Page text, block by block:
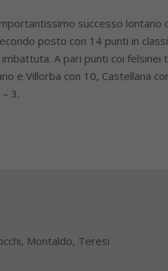
successo lontano
posto con 14 punti in
imbattuta. A pari punti coi
e Villorba con 10, Castellana
3.
, Montaldo, Teresi